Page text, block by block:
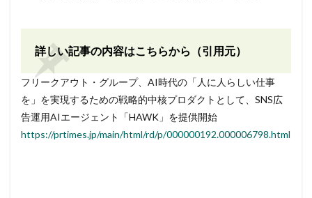
詳しい記事の内容はこちらから（引用元）
フリークアウト・グループ、AI時代の「人に人らしい仕事
を」を実現するための戦略的中核プロダクトとして、SNS広
告運用AIエージェント「HAWK」を提供開始
https://prtimes.jp/main/html/rd/p/000000192.000006798.html